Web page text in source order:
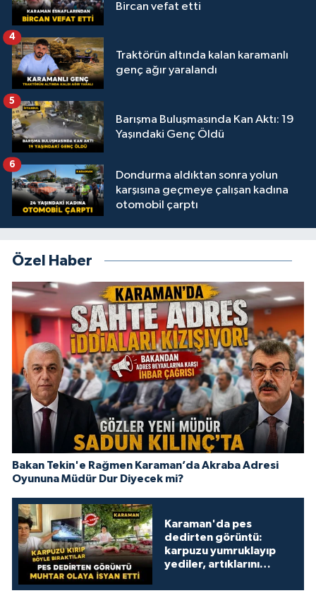
Bircan vefat etti
Traktörün altında kalan karamanlı
genç ağır yaralandı
4
Barışma Buluşmasında Kan Aktı: 19
Yaşındaki Genç Öldü
5
Dondurma aldıktan sonra yolun
karşısına geçmeye çalışan kadına
otomobil çarptı
6
Özel Haber
Bakan Tekin'e Rağmen Karaman’da Akraba Adresi
Oyununa Müdür Dur Diyecek mi?
Karaman'da pes
dedirten görüntü:
karpuzu yumruklayıp
yediler, artıklarını